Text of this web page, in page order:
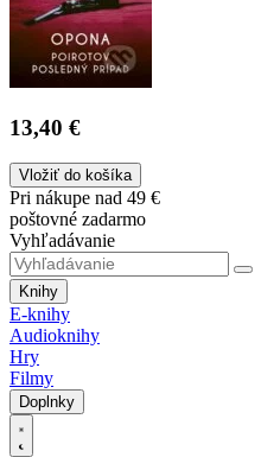
13,40 €
Vložiť do košíka
Pri nákupe nad 49 €
poštovné zadarmo
Vyhľadávanie
Knihy
E-knihy
Audioknihy
Hry
Filmy
Doplnky